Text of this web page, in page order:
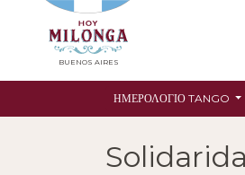
BUENOS AIRES
ΗΜΕΡΟΛΌΓΙΟ TANGO